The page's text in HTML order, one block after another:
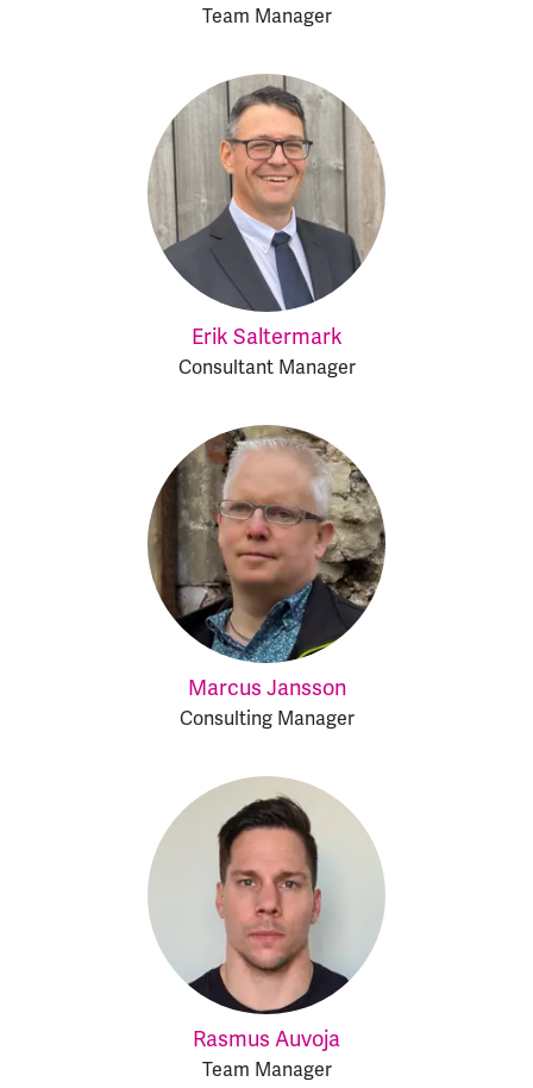
Team Manager
Erik Saltermark
Consultant Manager
Marcus Jansson
Consulting Manager
Rasmus Auvoja
Team Manager